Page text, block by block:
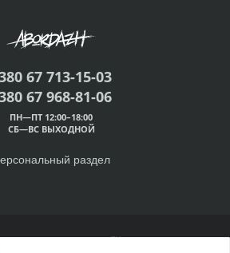
67 713-15-03
67 968-81-06
ПН—ПТ 12:00–18:00
СБ—ВС ВЫХОДНОЙ
раздел
— 2026 Абордаж™